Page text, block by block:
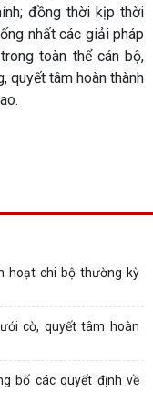
đồng thời kịp thời
nhất các giải pháp
toàn thể cán bộ,
quyết tâm hoàn thành
hoạt chi bộ thường kỳ
cờ, quyết tâm hoàn
bố các quyết định về